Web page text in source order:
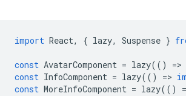
import React, { lazy, Suspense }
const AvatarComponent = lazy(() =>
const InfoComponent = lazy(() =>
const MoreInfoComponent = lazy(() =